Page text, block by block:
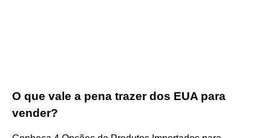
O que vale a pena trazer dos EUA para
vender?